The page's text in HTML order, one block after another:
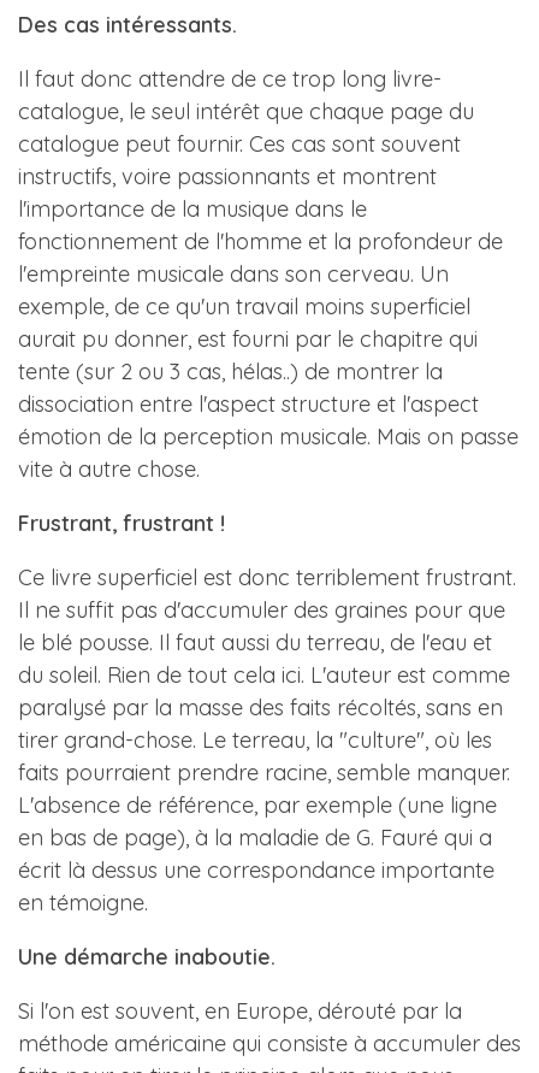
Des cas intéressants.
Il faut donc attendre de ce trop long livre-
catalogue, le seul intérêt que chaque page du
catalogue peut fournir. Ces cas sont souvent
instructifs, voire passionnants et montrent
l'importance de la musique dans le
fonctionnement de l'homme et la profondeur de
l'empreinte musicale dans son cerveau. Un
exemple, de ce qu'un travail moins superficiel
aurait pu donner, est fourni par le chapitre qui
tente (sur 2 ou 3 cas, hélas..) de montrer la
dissociation entre l'aspect structure et l'aspect
émotion de la perception musicale. Mais on passe
vite à autre chose.
Frustrant, frustrant !
Ce livre superficiel est donc terriblement frustrant.
Il ne suffit pas d'accumuler des graines pour que
le blé pousse. Il faut aussi du terreau, de l'eau et
du soleil. Rien de tout cela ici. L'auteur est comme
paralysé par la masse des faits récoltés, sans en
tirer grand-chose. Le terreau, la "culture", où les
faits pourraient prendre racine, semble manquer.
L'absence de référence, par exemple (une ligne
en bas de page), à la maladie de G. Fauré qui a
écrit là dessus une correspondance importante
en témoigne.
Une démarche inaboutie.
Si l'on est souvent, en Europe, dérouté par la
méthode américaine qui consiste à accumuler des